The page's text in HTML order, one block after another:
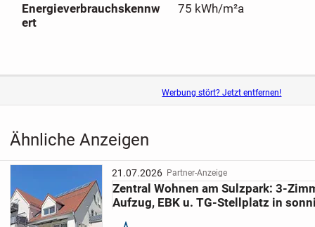
- Vodafone-Anschluss mit Mehrfachverteilung vorhanden;
Das Wohnhaus besteht insgesamt aus 8 Wohneinheiten.
Rundum ist diese bemerkenswerte Wohnung sowohl für
Energieverbrauchskennw
ert
75 kWh/m²a
Werbung stört? Jetzt entfernen!
Ähnliche Anzeigen
21.07.2026 Partner-Anzeige
Zentral Wohnen am Sulzpark: 3-
Aufzug, EBK u. TG-Stellplatz in